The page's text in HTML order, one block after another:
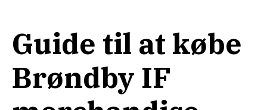
Guide til at købe
Brøndby IF